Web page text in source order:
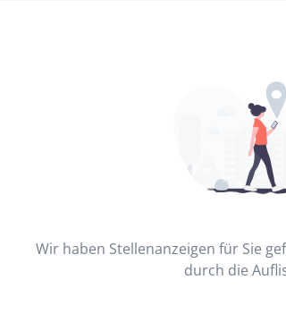
Wir haben Stellenanzeigen für Sie
durch die